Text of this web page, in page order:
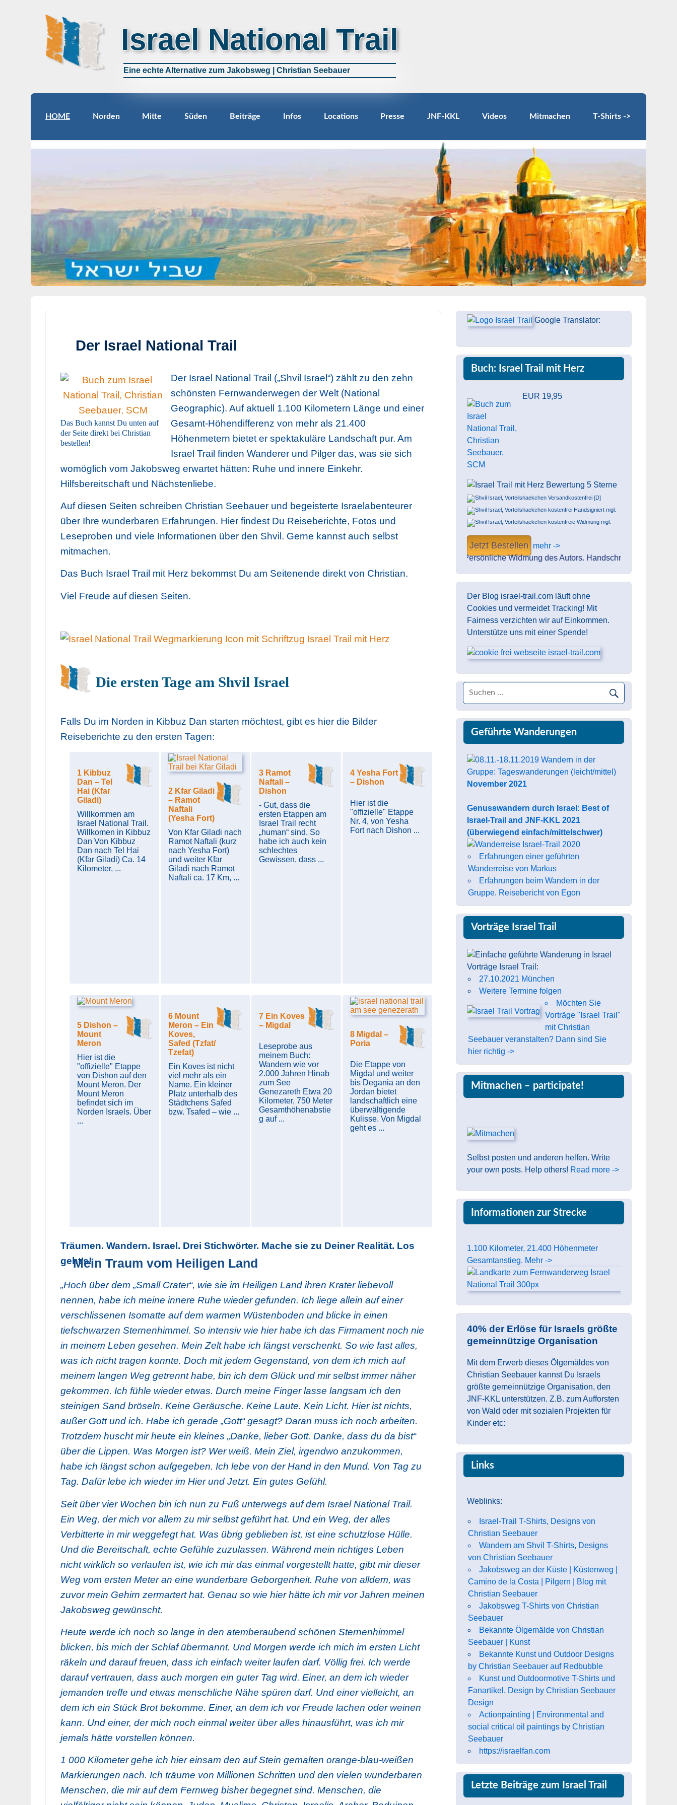
Israel National Trail
Eine echte Alternative zum Jakobsweg | Christian Seebauer
HOME Norden Mitte Süden Beiträge Infos Locations Presse JNF-KKL Videos Mitmachen T-Shirts ->
Der Israel National Trail
Das Buch kannst Du unten auf
der Seite direkt bei Christian
bestellen!
Der Israel National Trail („Shvil Israel“) zählt zu den zehn
schönsten Fernwanderwegen der Welt (National
Geographic). Auf aktuell 1.100 Kilometern Länge und einer
Gesamt-Höhendifferenz von mehr als 21.400
Höhenmetern bietet er spektakuläre Landschaft pur. Am
Israel Trail finden Wanderer und Pilger das, was sie sich
womöglich vom Jakobsweg erwartet hätten: Ruhe und innere Einkehr.
Hilfsbereitschaft und Nächstenliebe.
Auf diesen Seiten schreiben Christian Seebauer und begeisterte Israelabenteurer
über Ihre wunderbaren Erfahrungen. Hier findest Du Reiseberichte, Fotos und
Leseproben und viele Informationen über den Shvil. Gerne kannst auch selbst
mitmachen.
Das Buch Israel Trail mit Herz bekommst Du am Seitenende direkt von Christian.
Viel Freude auf diesen Seiten.
Die ersten Tage am Shvil Israel
Falls Du im Norden in Kibbuz Dan starten möchtest, gibt es hier die Bilder
Reiseberichte zu den ersten Tagen:
1 Kibbuz
Dan – Tel
Hai (Kfar
Giladi)
Willkommen am
Israel National Trail.
Willkomen in Kibbuz
Dan Von Kibbuz
Dan nach Tel Hai
(Kfar Giladi) Ca. 14
Kilometer, ...
2 Kfar Giladi
– Ramot
Naftali
(Yesha Fort)
Von Kfar Giladi nach
Ramot Naftali (kurz
nach Yesha Fort)
und weiter Kfar
Giladi nach Ramot
Naftali ca. 17 Km, ...
3 Ramot
Naftali –
Dishon
- Gut, dass die
ersten Etappen am
Israel Trail recht
„human“ sind. So
habe ich auch kein
schlechtes
Gewissen, dass ...
4 Yesha Fort
– Dishon
Hier ist die
"offizielle" Etappe
Nr. 4, von Yesha
Fort nach Dishon ...
5 Dishon –
Mount
Meron
Hier ist die
"offizielle" Etappe
von Dishon auf den
Mount Meron. Der
Mount Meron
befindet sich im
Norden Israels. Über
...
6 Mount
Meron – Ein
Koves,
Safed (Tzfat/
Tzefat)
Ein Koves ist nicht
viel mehr als ein
Name. Ein kleiner
Platz unterhalb des
Städtchens Safed
bzw. Tsafed – wie ...
7 Ein Koves
– Migdal
Leseprobe aus
meinem Buch:
Wandern wie vor
2.000 Jahren Hinab
zum See
Genezareth Etwa 20
Kilometer, 750 Meter
Gesamthöhenabstie
g auf ...
8 Migdal –
Poria
Die Etappe von
Migdal und weiter
bis Degania an den
Jordan bietet
landschaftlich eine
überwältigende
Kulisse. Von Migdal
geht es ...
Träumen. Wandern. Israel. Drei Stichwörter. Mache sie zu Deiner Realität. Los
geht’s!
Mein Traum vom Heiligen Land
„Hoch über dem „Small Crater“, wie sie im Heiligen Land ihren Krater liebevoll
nennen, habe ich meine innere Ruhe wieder gefunden. Ich liege allein auf einer
verschlissenen Isomatte auf dem warmen Wüstenboden und blicke in einen
tiefschwarzen Sternenhimmel. So intensiv wie hier habe ich das Firmament noch nie
in meinem Leben gesehen. Mein Zelt habe ich längst verschenkt. So wie fast alles,
was ich nicht tragen konnte. Doch mit jedem Gegenstand, von dem ich mich auf
meinem langen Weg getrennt habe, bin ich dem Glück und mir selbst immer näher
gekommen. Ich fühle wieder etwas. Durch meine Finger lasse langsam ich den
steinigen Sand bröseln. Keine Geräusche. Keine Laute. Kein Licht. Hier ist nichts,
außer Gott und ich. Habe ich gerade „Gott“ gesagt? Daran muss ich noch arbeiten.
Trotzdem huscht mir heute ein kleines „Danke, lieber Gott. Danke, dass du da bist“
über die Lippen. Was Morgen ist? Wer weiß. Mein Ziel, irgendwo anzukommen,
habe ich längst schon aufgegeben. Ich lebe von der Hand in den Mund. Von Tag zu
Tag. Dafür lebe ich wieder im Hier und Jetzt. Ein gutes Gefühl.
Seit über vier Wochen bin ich nun zu Fuß unterwegs auf dem Israel National Trail.
Ein Weg, der mich vor allem zu mir selbst geführt hat. Und ein Weg, der alles
Verbitterte in mir weggefegt hat. Was übrig geblieben ist, ist eine schutzlose Hülle.
Und die Bereitschaft, echte Gefühle zuzulassen. Während mein richtiges Leben
nicht wirklich so verlaufen ist, wie ich mir das einmal vorgestellt hatte, gibt mir dieser
Weg vom ersten Meter an eine wunderbare Geborgenheit. Ruhe von alldem, was
zuvor mein Gehirn zermartert hat. Genau so wie hier hätte ich mir vor Jahren meinen
Jakobsweg gewünscht.
Heute werde ich noch so lange in den atemberaubend schönen Sternenhimmel
blicken, bis mich der Schlaf übermannt. Und Morgen werde ich mich im ersten Licht
räkeln und darauf freuen, dass ich einfach weiter laufen darf. Völlig frei. Ich werde
darauf vertrauen, dass auch morgen ein guter Tag wird. Einer, an dem ich wieder
jemanden treffe und etwas menschliche Nähe spüren darf. Und einer vielleicht, an
dem ich ein Stück Brot bekomme. Einer, an dem ich vor Freude lachen oder weinen
kann. Und einer, der mich noch einmal weiter über alles hinausführt, was ich mir
jemals hätte vorstellen können.
1 000 Kilometer gehe ich hier einsam den auf Stein gemalten orange-blau-weißen
Markierungen nach. Ich träume von Millionen Schritten und den vielen wunderbaren
Menschen, die mir auf dem Fernweg bisher begegnet sind. Menschen, die
Google Translator:
Buch: Israel Trail mit Herz
EUR 19,95
Versandkostenfrei [D]
kostenfrei Handsigniert mgl.
kostenfreie Widmung mgl.
Jetzt Bestellen
mehr ->
Tipp: Israel Trail mit Herz +++ Persönliche Widmung des Autors. Handschriftlich. Signiert.
Der Blog israel-trail.com läuft ohne
Cookies und vermeidet Tracking! Mit
Fairness verzichten wir auf Einkommen.
Unterstütze uns mit einer Spende!
Geführte Wanderungen
November 2021
Genusswandern durch Israel: Best of
Israel-Trail and JNF-KKL 2021
(überwiegend einfach/mittelschwer)
Erfahrungen einer geführten
Wanderreise von Markus
Erfahrungen beim Wandern in der
Gruppe. Reisebericht von Egon
Vorträge Israel Trail
Vorträge Israel Trail:
27.10.2021 München
Weitere Termine folgen
Möchten Sie
Vorträge "Israel Trail"
mit Christian
Seebauer veranstalten? Dann sind Sie
hier richtig ->
Mitmachen – participate!
Selbst posten und anderen helfen. Write
your own posts. Help others! Read more ->
Informationen zur Strecke
1.100 Kilometer, 21.400 Höhenmeter
Gesamtanstieg. Mehr ->
40% der Erlöse für Israels größte
gemeinnützige Organisation
Mit dem Erwerb dieses Ölgemäldes von
Christian Seebauer kannst Du Israels
größte gemeinnützige Organisation, den
JNF-KKL unterstützen. Z.B. zum Aufforsten
von Wald oder mit sozialen Projekten für
Kinder etc:
Links
Weblinks:
Israel-Trail T-Shirts, Designs von
Christian Seebauer
Wandern am Shvil T-Shirts, Designs
von Christian Seebauer
Jakobsweg an der Küste | Küstenweg |
Camino de la Costa | Pilgern | Blog mit
Christian Seebauer
Jakobsweg T-Shirts von Christian
Seebauer
Bekannte Ölgemälde von Christian
Seebauer | Kunst
Bekannte Kunst und Outdoor Designs
by Christian Seebauer auf Redbubble
Kunst und Outdoormotive T-Shirts und
Fanartikel, Design by Christian Seebauer
Design
Actionpainting | Environmental and
social critical oil paintings by Christian
Seebauer
https://israelfan.com
Letzte Beiträge zum Israel Trail